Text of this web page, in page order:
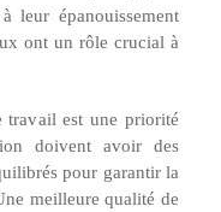
leur épanouissement
ont un rôle crucial à
travail est une priorité
doivent avoir des
pour garantir la
meilleure qualité de